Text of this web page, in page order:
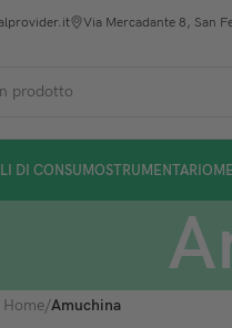
Via Mercadante 8, San
DI CONSUMOSTRUMENTARIO
Home/Amuchina